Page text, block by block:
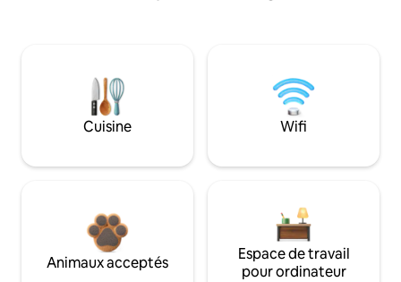
Cuisine Wifi
Animaux acceptés
Espace de travail
pour ordinateur